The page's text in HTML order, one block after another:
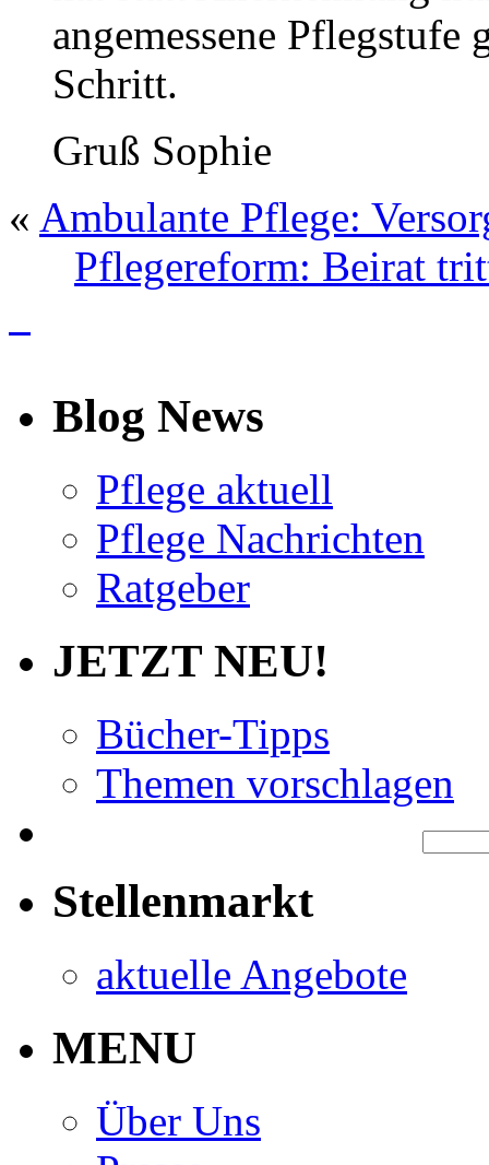
angemessene
Schritt.
Gruß Sophie
« Ambulante Pflege:
Pflegereform: Beirat
Blog News
Pflege aktuell
Pflege Nachrichten
Ratgeber
JETZT NEU!
Bücher-Tipps
Themen vorschlagen
Stellenmarkt
aktuelle Angebote
MENU
Über Uns